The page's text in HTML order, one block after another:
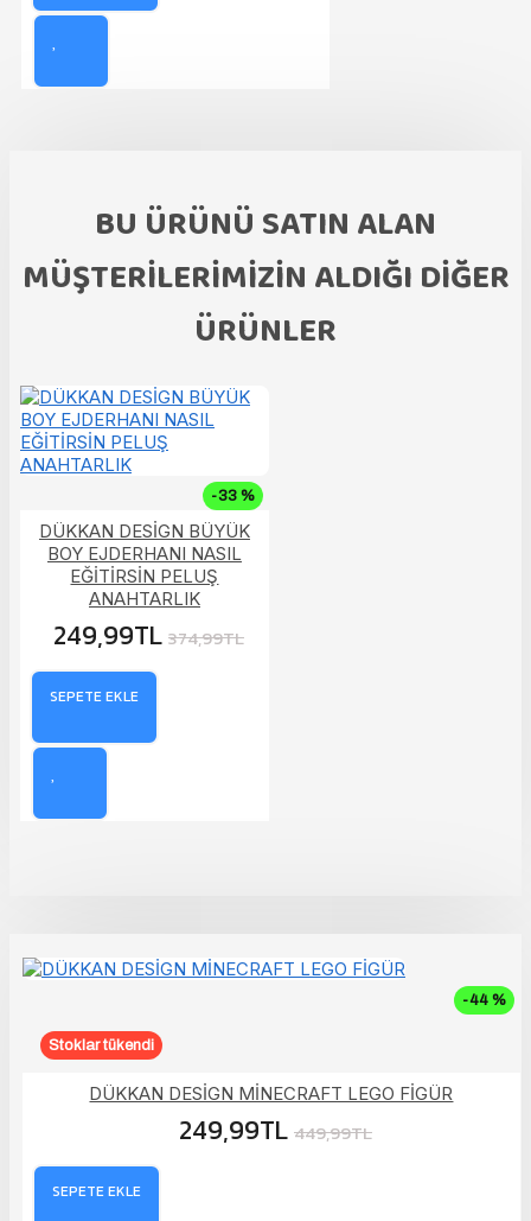
BU ÜRÜNÜ SATIN ALAN
MÜŞTERILERIMIZIN ALDIĞI DIĞER
ÜRÜNLER
-33 %
DÜKKAN DESİGN BÜYÜK
BOY EJDERHANI NASIL
EĞİTİRSİN PELUŞ
ANAHTARLIK
249,99TL 374,99TL
SEPETE EKLE
-44 %
Stoklar tükendi
DÜKKAN DESİGN MİNECRAFT LEGO FİGÜR
249,99TL 449,99TL
SEPETE EKLE